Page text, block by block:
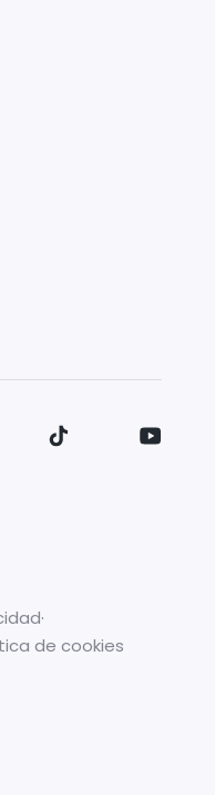
·
de cookies